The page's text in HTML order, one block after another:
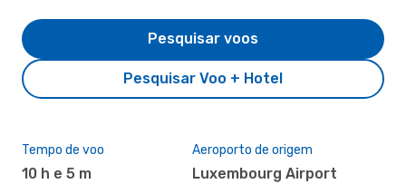
Pesquisar Voo + Hotel
Pesquisar voos
Tempo de voo
10 h e 5 m
Aeroporto de origem
Luxembourg Airport